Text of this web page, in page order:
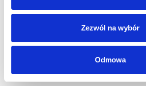
Zezwól na wybór
Odmowa